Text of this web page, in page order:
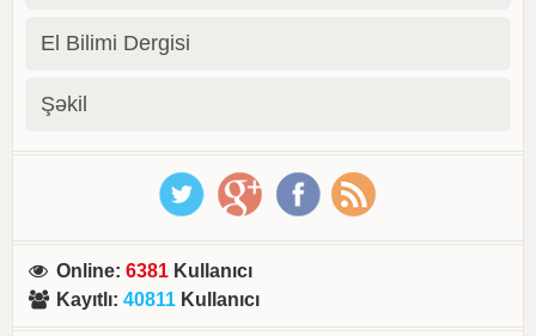
El Bilimi Dergisi
Şəkil
Online:6381 Kullanıcı
Kayıtlı:40811 Kullanıcı